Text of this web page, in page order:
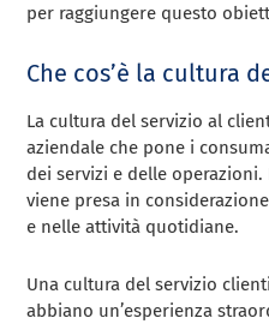
per raggiungere questo
Che cos’è la cultura
La cultura del servizio al
aziendale che pone i
dei servizi e delle
viene presa in
e nelle attività quotidiane.
Una cultura del servizio
abbiano un’esperienza